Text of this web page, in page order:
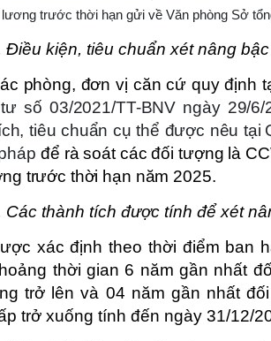
lương trước thời hạn gửi về Văn phòng Sở
Điều kiện, tiêu chuẩn xét nâng
phòng, đơn vị căn cứ quy định
số 03/2021/TT-BNV ngày 29/
tiêu chuẩn cụ thể được nêu tại
để rà soát các đối tượng là
trước thời hạn năm 2025.
Các thành tích được tính để xét
xác định theo thời điểm ban
thời gian 6 năm gần nhất
trở lên và 04 năm gần nhất
trở xuống tính đến ngày 31/12/